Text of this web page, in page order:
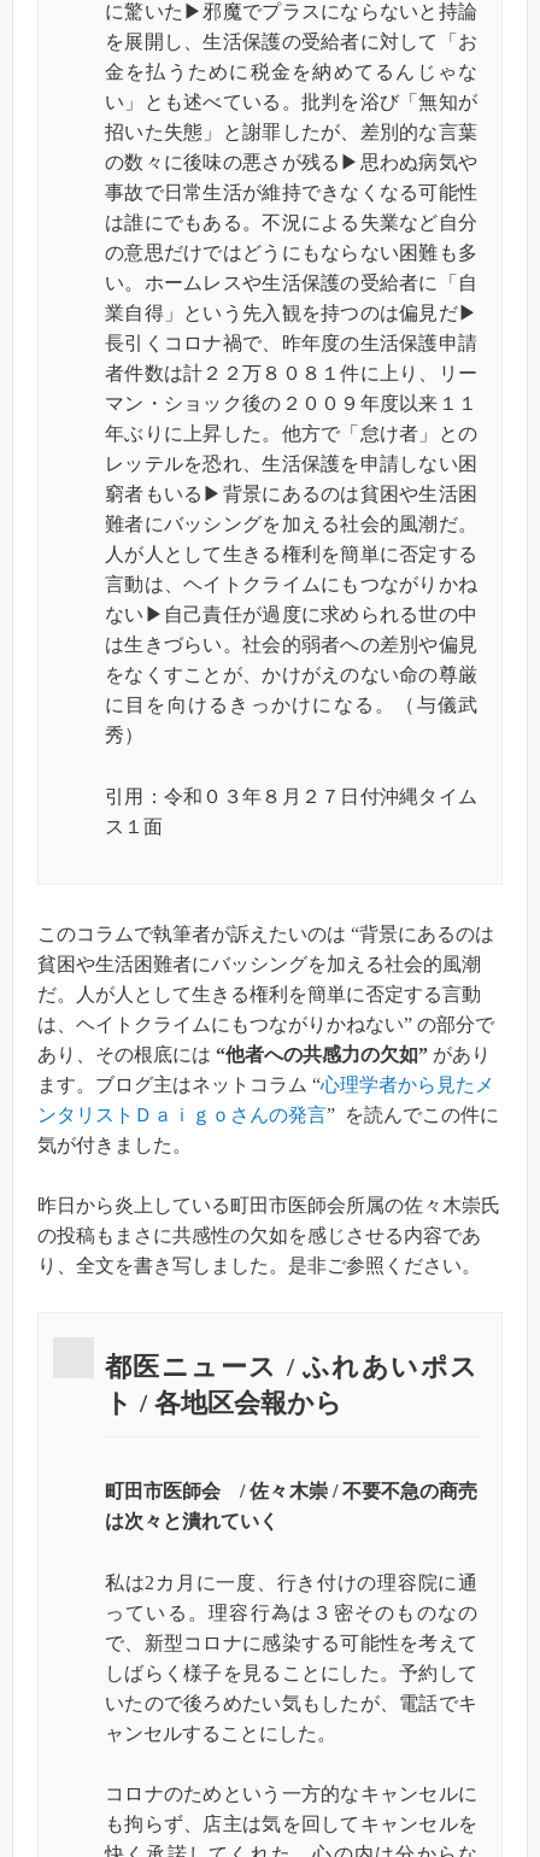
に驚いた▶邪魔でプラスにならないと持論
を展開し、生活保護の受給者に対して「お
金を払うために税金を納めてるんじゃな
い」とも述べている。批判を浴び「無知が
招いた失態」と謝罪したが、差別的な言葉
の数々に後味の悪さが残る▶思わぬ病気や
事故で日常生活が維持できなくなる可能性
は誰にでもある。不況による失業など自分
の意思だけではどうにもならない困難も多
い。ホームレスや生活保護の受給者に「自
業自得」という先入観を持つのは偏見だ▶
長引くコロナ禍で、昨年度の生活保護申請
者件数は計２２万８０８１件に上り、リー
マン・ショック後の２００９年度以来１１
年ぶりに上昇した。他方で「怠け者」との
レッテルを恐れ、生活保護を申請しない困
窮者もいる▶背景にあるのは貧困や生活困
難者にバッシングを加える社会的風潮だ。
人が人として生きる権利を簡単に否定する
言動は、ヘイトクライムにもつながりかね
ない▶自己責任が過度に求められる世の中
は生きづらい。社会的弱者への差別や偏見
をなくすことが、かけがえのない命の尊厳
に目を向けるきっかけになる。（与儀武
秀）
引用：令和０３年８月２７日付沖縄タイム
ス１面
このコラムで執筆者が訴えたいのは “背景にあるのは
貧困や生活困難者にバッシングを加える社会的風潮
だ。人が人として生きる権利を簡単に否定する言動
は、ヘイトクライムにもつながりかねない” の部分で
あり、その根底には “他者への共感力の欠如” があり
ます。ブログ主はネットコラム “心理学者から見たメ
ンタリストＤａｉｇｏさんの発言” を読んでこの件に
気が付きました。
昨日から炎上している町田市医師会所属の佐々木崇氏
の投稿もまさに共感性の欠如を感じさせる内容であ
り、全文を書き写しました。是非ご参照ください。
都医ニュース / ふれあいポス
ト / 各地区会報から
町田市医師会 / 佐々木崇 / 不要不急の商売
は次々と潰れていく
私は2カ月に一度、行き付けの理容院に通
っている。理容行為は３密そのものなの
で、新型コロナに感染する可能性を考えて
しばらく様子を見ることにした。予約して
いたので後ろめたい気もしたが、電話でキ
ャンセルすることにした。
コロナのためという一方的なキャンセルに
も拘らず、店主は気を回してキャンセルを